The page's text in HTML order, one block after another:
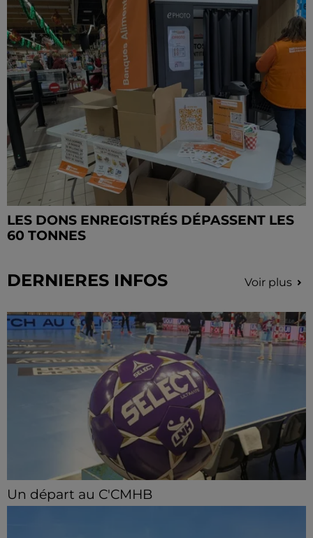
LES DONS ENREGISTRÉS DÉPASSENT LES
60 TONNES
DERNIERES INFOS Voir plus
Un départ au C'CMHB
Le club chartrain a officialisé, vendredi 7 août, le